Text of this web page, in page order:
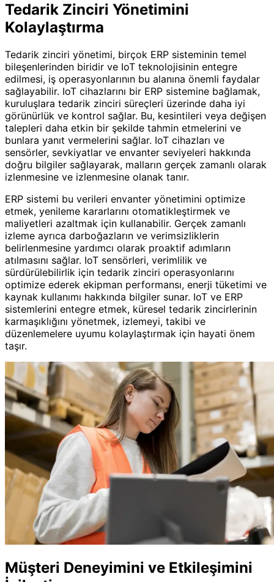
Tedarik Zinciri Yönetimini
Kolaylaştırma
Tedarik zinciri yönetimi, birçok ERP sisteminin temel
bileşenlerinden biridir ve IoT teknolojisinin entegre
edilmesi, iş operasyonlarının bu alanına önemli faydalar
sağlayabilir. IoT cihazlarını bir ERP sistemine bağlamak,
kuruluşlara tedarik zinciri süreçleri üzerinde daha iyi
görünürlük ve kontrol sağlar. Bu, kesintileri veya değişen
talepleri daha etkin bir şekilde tahmin etmelerini ve
bunlara yanıt vermelerini sağlar. IoT cihazları ve
sensörler, sevkiyatlar ve envanter seviyeleri hakkında
doğru bilgiler sağlayarak, malların gerçek zamanlı olarak
izlenmesine ve izlenmesine olanak tanır.
ERP sistemi bu verileri envanter yönetimini optimize
etmek, yenileme kararlarını otomatikleştirmek ve
maliyetleri azaltmak için kullanabilir. Gerçek zamanlı
izleme ayrıca darboğazların ve verimsizliklerin
belirlenmesine yardımcı olarak proaktif adımların
atılmasını sağlar. IoT sensörleri, verimlilik ve
sürdürülebilirlik için tedarik zinciri operasyonlarını
optimize ederek ekipman performansı, enerji tüketimi ve
kaynak kullanımı hakkında bilgiler sunar. IoT ve ERP
sistemlerini entegre etmek, küresel tedarik zincirlerinin
karmaşıklığını yönetmek, izlemeyi, takibi ve
düzenlemelere uyumu kolaylaştırmak için hayati önem
taşır.
Müşteri Deneyimini ve Etkileşimini